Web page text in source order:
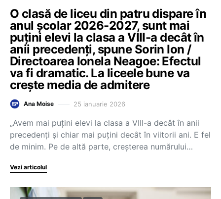
O clasă de liceu din patru dispare în
anul școlar 2026-2027, sunt mai
puțini elevi la clasa a VIII-a decât în
anii precedenți, spune Sorin Ion /
Directoarea Ionela Neagoe: Efectul
va fi dramatic. La liceele bune va
crește media de admitere
Ana Moise 25 ianuarie 2026
„Avem mai puțini elevi la clasa a VIII-a decât în anii
precedenți și chiar mai puțini decât în viitorii ani. E fel
de minim. Pe de altă parte, creșterea numărului…
Vezi articolul